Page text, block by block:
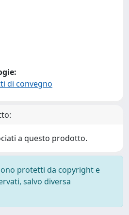
di convegno
a questo prodotto.
protetti da copyright e
salvo diversa